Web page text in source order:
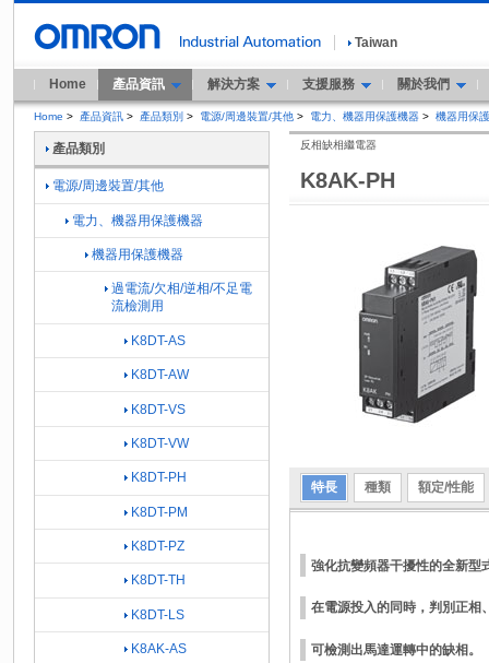
Taiwan
Home 產品資訊 解決方案 支援服務 關於我們
Home > 產品資訊 > 產品類別 > 電源/周邊裝置/其他 > 電力、機器用保護機器 > 機器用保
K8AK-PH
反相缺相繼電器
特長 種類 額定/性能
強化抗變頻器干擾性的全新型
在電源投入的同時，判別正相
可檢測出馬達運轉中的缺相。
產品類別
電源/周邊裝置/其他
電力、機器用保護機器
機器用保護機器
過電流/欠相/逆相/不足電
流檢測用
K8DT-AS
K8DT-AW
K8DT-VS
K8DT-VW
K8DT-PH
K8DT-PM
K8DT-PZ
K8DT-TH
K8DT-LS
K8AK-AS